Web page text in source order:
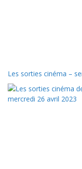
Les sorties cinéma –